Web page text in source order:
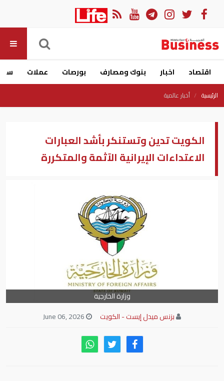
اقتصاد اخبار بنوك ومصارف بورصات عملات
الرئيسية أخبار عالمية
الكويت تدين وتستنكر بأشد العبارات
الاعتداءات الإيرانية الآثمة والمتكررة
وزارة الخارجية
بزنس ميدل إيست - الكويت